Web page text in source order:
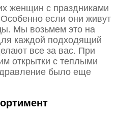
женщин с праздниками
если они живут
Мы возьмем это на
каждой подходящий
все за вас. При
открытки с теплыми
было еще